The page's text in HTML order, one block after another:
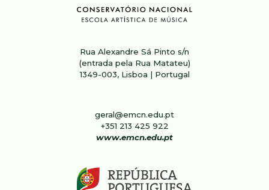
Rua Alexandre Sá Pinto s/n
(entrada pela Rua Matateu)
1349-003, Lisboa | Portugal
geral@emcn.edu.pt
+351 213 425 922
www.emcn.edu.pt